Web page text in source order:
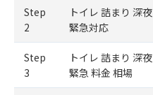
Step
2
トイレ 詰まり 深夜
緊急対応
Step
3
トイレ 詰まり 深夜
緊急 料金 相場